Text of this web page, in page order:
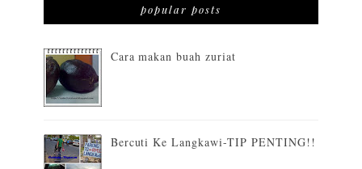
popular posts
Cara makan buah zuriat
Bercuti Ke Langkawi-TIP PENTING!!